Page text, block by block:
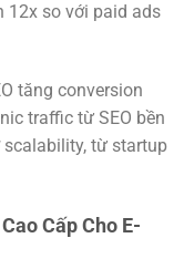
12x so với paid ads
tăng conversion
traffic từ SEO bền
scalability, từ startup
Cấp Cho E-